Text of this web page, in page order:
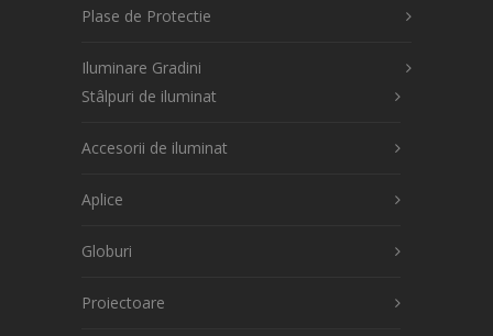
Plase de Protectie
Iluminare Gradini
Stâlpuri de iluminat
Accesorii de iluminat
Aplice
Globuri
Proiectoare